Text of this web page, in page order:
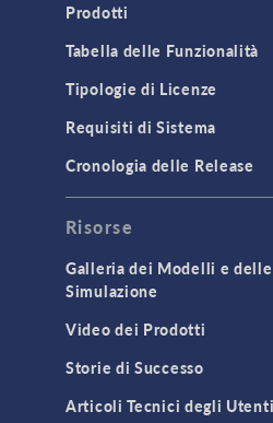
Prodotti
Tabella delle Funzionalità
Tipologie di Licenze
Requisiti di Sistema
Cronologia delle Release
Risorse
Galleria dei Modelli e
Simulazione
Video dei Prodotti
Storie di Successo
Articoli Tecnici degli Utenti